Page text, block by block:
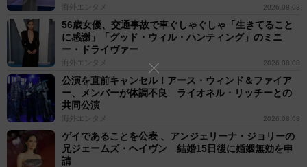
海外エンタメ 2026.08.08
56歳女優、交通事故で車ぐしゃぐしゃ「生きてること
に感謝」「グッド・ウィル・ハンティング」のミニ
ー・ドライヴァー
海外エンタメ 2026.08.08
公演を直前キャンセル！アース・ウィンド＆ファイア
ー、メンバーが体調不良 ライオネル・リッチーとの
共同公演
海外エンタメ 2026.08.08
ゲイであることを公表 、アンジェリーナ・ジョリーの
兄ジェームズ・ヘイヴン 結婚15日後に婚姻無効を申
請